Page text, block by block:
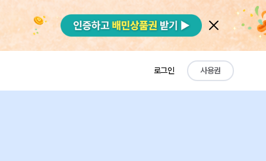
로그인 사용권